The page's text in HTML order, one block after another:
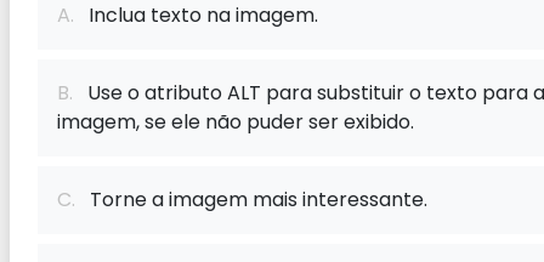
A. Inclua texto na imagem.
B. Use o atributo ALT para substituir o texto para a
imagem, se ele não puder ser exibido.
C. Torne a imagem mais interessante.